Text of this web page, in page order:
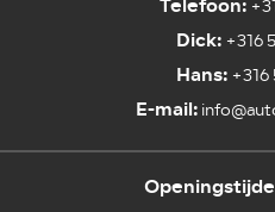
Dick:+316
Hans: +316
E-mail: